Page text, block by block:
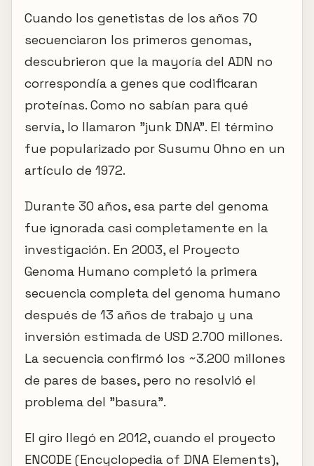
Cuando los genetistas de los años 70
secuenciaron los primeros genomas,
descubrieron que la mayoría del ADN no
correspondía a genes que codificaran
proteínas. Como no sabían para qué
servía, lo llamaron "junk DNA". El término
fue popularizado por Susumu Ohno en un
artículo de 1972.
Durante 30 años, esa parte del genoma
fue ignorada casi completamente en la
investigación. En 2003, el Proyecto
Genoma Humano completó la primera
secuencia completa del genoma humano
después de 13 años de trabajo y una
inversión estimada de USD 2.700 millones.
La secuencia confirmó los ~3.200 millones
de pares de bases, pero no resolvió el
problema del "basura".
El giro llegó en 2012, cuando el proyecto
ENCODE (Encyclopedia of DNA Elements),